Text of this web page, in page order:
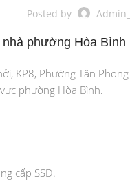
Posted by
phường Hòa Bình
KP8, Phường Tân
phường Hòa Bình.
cấp SSD.